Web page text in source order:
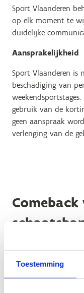
Toestemming
Sport Vlaanderen
op elk moment te
duidelijke
Aansprakelijkheid
Sport Vlaanderen is
beschadiging van
gebruik van de
geen aanspraak
verlenging van de
Deze
schaatsbanen van
maken van deze